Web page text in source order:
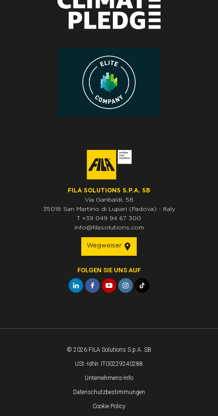
FILA SOLUTIONS S.P.A. SB
Via Garibaldi, 58
35018 San Martino di Lupari (Padova) - Italy
T +39 049 94 67 300
info@filasolutions.com
Wegweiser
FOLGEN SIE UNS AUF
© 2026 FILA Solutions S.p.A. SB
USt.-IdNr. IT00229240288
Unternehmens-Info
Datenschutzbestimmungen
Cookie Policy